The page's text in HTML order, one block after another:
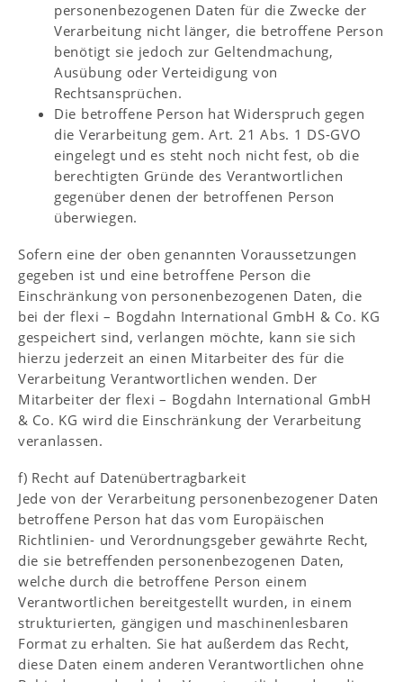
personenbezogenen Daten für die Zwecke der
Verarbeitung nicht länger, die betroffene Person
benötigt sie jedoch zur Geltendmachung,
Ausübung oder Verteidigung von
Rechtsansprüchen.
Die betroffene Person hat Widerspruch gegen
die Verarbeitung gem. Art. 21 Abs. 1 DS-GVO
eingelegt und es steht noch nicht fest, ob die
berechtigten Gründe des Verantwortlichen
gegenüber denen der betroffenen Person
überwiegen.
Sofern eine der oben genannten Voraussetzungen
gegeben ist und eine betroffene Person die
Einschränkung von personenbezogenen Daten, die
bei der flexi – Bogdahn International GmbH & Co. KG
gespeichert sind, verlangen möchte, kann sie sich
hierzu jederzeit an einen Mitarbeiter des für die
Verarbeitung Verantwortlichen wenden. Der
Mitarbeiter der flexi – Bogdahn International GmbH
& Co. KG wird die Einschränkung der Verarbeitung
veranlassen.
f) Recht auf Datenübertragbarkeit
Jede von der Verarbeitung personenbezogener Daten
betroffene Person hat das vom Europäischen
Richtlinien- und Verordnungsgeber gewährte Recht,
die sie betreffenden personenbezogenen Daten,
welche durch die betroffene Person einem
Verantwortlichen bereitgestellt wurden, in einem
strukturierten, gängigen und maschinenlesbaren
Format zu erhalten. Sie hat außerdem das Recht,
diese Daten einem anderen Verantwortlichen ohne